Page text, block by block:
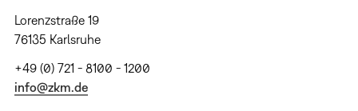
Lorenzstraße 19
76135 Karlsruhe
+49 (0) 721 - 8100 - 1200
info@zkm.de